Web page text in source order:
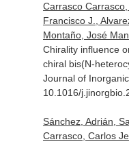
Carrasco
Francisco J.,
Montaño, José
Chirality influence
chiral bis(N-
Journal of
10.1016/
Sánchez, Adrián,
Carrasco, Carlos